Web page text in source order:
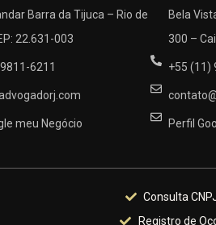
Barra da Tijuca – Rio de
22.631-003
6211
meu Negócio
Bela
300 –
+55 (11)
Perfil
Consulta
Registro de